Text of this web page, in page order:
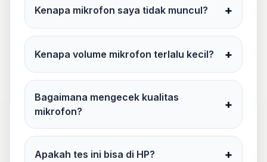
Kenapa mikrofon saya tidak muncul? +
Kenapa volume mikrofon terlalu kecil? +
Bagaimana mengecek kualitas
mikrofon?
+
Apakah tes ini bisa di HP? +